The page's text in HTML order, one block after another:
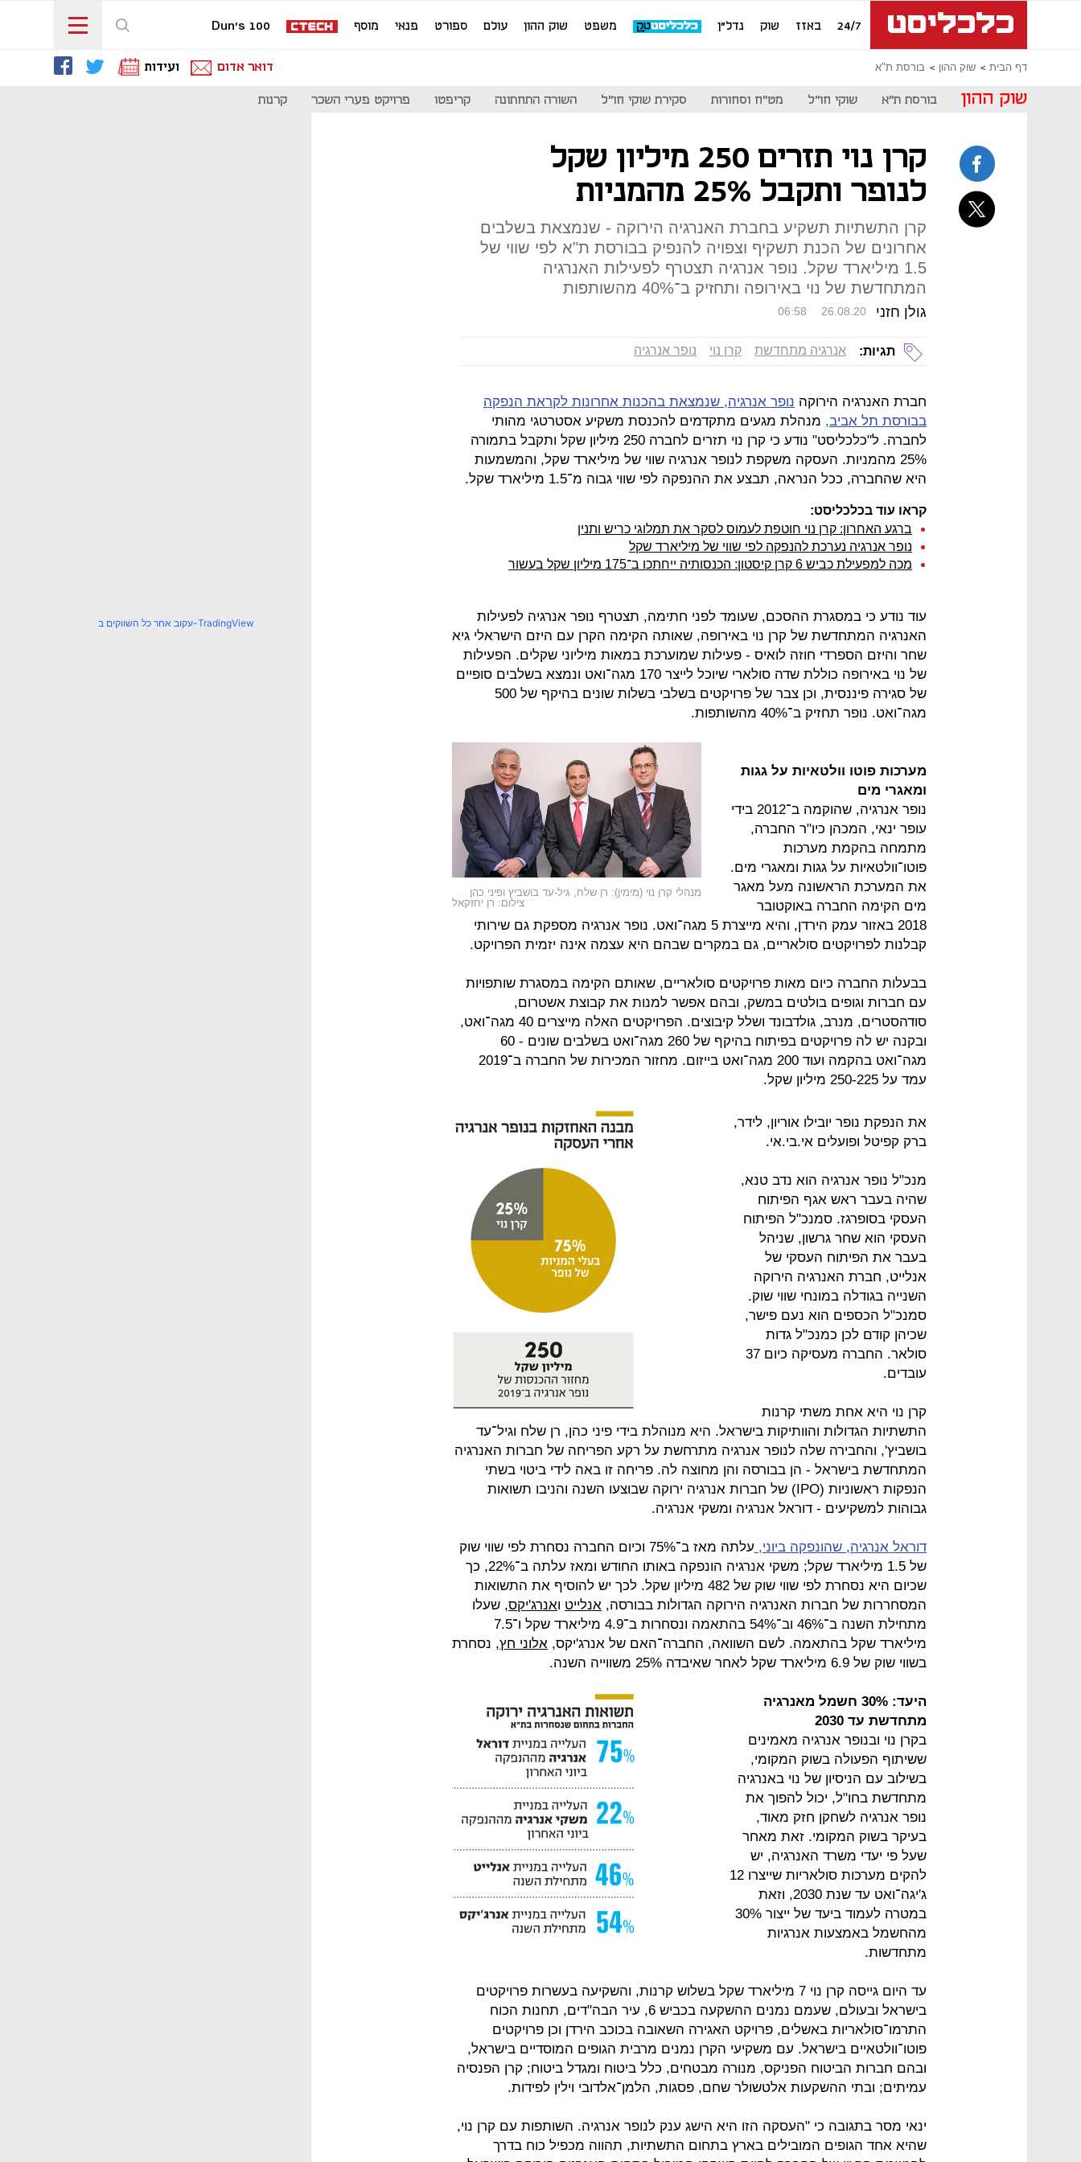
24/7 באזז שוק נדל"ן משפט שוק ההון עולם ספורט פנאי מוסף Dun's 100
דף הבית שוק ההון בורסת ת"א דואר אדום ועידות
שוק ההון בורסת ת"א שוקי חו"ל מט"ח וסחורות סקירת שוקי חו"ל השורה התחתונה קריפטו פרויקט פערי השכר קרנות
קרן נוי תזרים 250 מיליון שקל
לנופר ותקבל 25% מהמניות
קרן התשתיות תשקיע בחברת האנרגיה הירוקה - שנמצאת בשלבים
אחרונים של הכנת תשקיף וצפויה להנפיק בבורסת ת"א לפי שווי של
1.5 מיליארד שקל. נופר אנרגיה תצטרף לפעילות האנרגיה
המתחדשת של נוי באירופה ותחזיק ב־40% מהשותפות
גולן חזני 06:58 26.08.20
תגיות: אנרגיה מתחדשת קרן נוי נופר אנרגיה
חברת האנרגיה הירוקה נופר אנרגיה, שנמצאת בהכנות אחרונות לקראת הנפקה
בבורסת תל אביב, מנהלת מגעים מתקדמים להכנסת משקיע אסטרטגי מהותי
לחברה. ל"כלכליסט" נודע כי קרן נוי תזרים לחברה 250 מיליון שקל ותקבל בתמורה
25% מהמניות. העסקה משקפת לנופר אנרגיה שווי של מיליארד שקל, והמשמעות
היא שהחברה, ככל הנראה, תבצע את ההנפקה לפי שווי גבוה מ־1.5 מיליארד שקל.
קראו עוד בכלכליסט:
ברגע האחרון: קרן נוי חוטפת לעמוס לסקר את תמלוגי כריש ותנין
נופר אנרגיה נערכת להנפקה לפי שווי של מיליארד שקל
מכה למפעילת כביש 6 קרן קיסטון: הכנסותיה ייחתכו ב־175 מיליון שקל בעשור
עוד נודע כי במסגרת ההסכם, שעומד לפני חתימה, תצטרף נופר אנרגיה לפעילות
האנרגיה המתחדשת של קרן נוי באירופה, שאותה הקימה הקרן עם היזם הישראלי גיא
שחר והיזם הספרדי חוזה לואיס - פעילות שמוערכת במאות מיליוני שקלים. הפעילות
של נוי באירופה כוללת שדה סולארי שיוכל לייצר 170 מגה־ואט ונמצא בשלבים סופיים
של סגירה פיננסית, וכן צבר של פרויקטים בשלבי בשלות שונים בהיקף של 500
מגה־ואט. נופר תחזיק ב־40% מהשותפות.
מנהלי קרן נוי (מימין): רן שלח, גיל-עד בושביץ ופיני כהן
צילום: רן יחזקאל
מערכות פוטו וולטאיות על גגות
ומאגרי מים
נופר אנרגיה, שהוקמה ב־2012 בידי
עופר ינאי, המכהן כיו"ר החברה,
מתמחה בהקמת מערכות
פוטו־וולטאיות על גגות ומאגרי מים.
את המערכת הראשונה מעל מאגר
מים הקימה החברה באוקטובר
2018 באזור עמק הירדן, והיא מייצרת 5 מגה־ואט. נופר אנרגיה מספקת גם שירותי
קבלנות לפרויקטים סולאריים, גם במקרים שבהם היא עצמה אינה יזמית הפרויקט.
בבעלות החברה כיום מאות פרויקטים סולאריים, שאותם הקימה במסגרת שותפויות
עם חברות וגופים בולטים במשק, ובהם אפשר למנות את קבוצת אשטרום,
סודהסטרים, מנרב, גולדבונד ושלל קיבוצים. הפרויקטים האלה מייצרים 40 מגה־ואט,
ובקנה יש לה פרויקטים בפיתוח בהיקף של 260 מגה־ואט בשלבים שונים - 60
מגה־ואט בהקמה ועוד 200 מגה־ואט בייזום. מחזור המכירות של החברה ב־2019
עמד על 250-225 מיליון שקל.
את הנפקת נופר יובילו אוריון, לידר,
ברק קפיטל ופועלים אי.בי.אי.
מנכ"ל נופר אנרגיה הוא נדב טנא,
שהיה בעבר ראש אגף הפיתוח
העסקי בסופרגז. סמנכ"ל הפיתוח
העסקי הוא שחר גרשון, שניהל
בעבר את הפיתוח העסקי של
אנלייט, חברת האנרגיה הירוקה
השנייה בגודלה במונחי שווי שוק.
סמנכ"ל הכספים הוא נעם פישר,
שכיהן קודם לכן כמנכ"ל גדות
סולאר. החברה מעסיקה כיום 37
עובדים.
קרן נוי היא אחת משתי קרנות
התשתיות הגדולות והוותיקות בישראל. היא מנוהלת בידי פיני כהן, רן שלח וגיל־עד
בושביץ', והחבירה שלה לנופר אנרגיה מתרחשת על רקע הפריחה של חברות האנרגיה
המתחדשת בישראל - הן בבורסה והן מחוצה לה. פריחה זו באה לידי ביטוי בשתי
הנפקות ראשוניות (IPO) של חברות אנרגיה ירוקה שבוצעו השנה והניבו תשואות
גבוהות למשקיעים - דוראל אנרגיה ומשקי אנרגיה.
דוראל אנרגיה, שהונפקה ביוני,
עלתה מאז ב־75% וכיום החברה נסחרת לפי שווי שוק
של 1.5 מיליארד שקל; משקי אנרגיה הונפקה באותו החודש ומאז עלתה ב־22%, כך
שכיום היא נסחרת לפי שווי שוק של 482 מיליון שקל. לכך יש להוסיף את התשואות
המסחררות של חברות האנרגיה הירוקה הגדולות בבורסה, אנלייט ואנרג'יקס, שעלו
מתחילת השנה ב־46% וב־54% בהתאמה ונסחרות ב־4.9 מיליארד שקל ו־7.5
מיליארד שקל בהתאמה. לשם השוואה, החברה־האם של אנרג'יקס, אלוני חץ, נסחרת
בשווי שוק של 6.9 מיליארד שקל לאחר שאיבדה 25% משווייה השנה.
היעד: 30% חשמל מאנרגיה
מתחדשת עד 2030
בקרן נוי ובנופר אנרגיה מאמינים
ששיתוף הפעולה בשוק המקומי,
בשילוב עם הניסיון של נוי באנרגיה
מתחדשת בחו"ל, יכול להפוך את
נופר אנרגיה לשחקן חזק מאוד,
בעיקר בשוק המקומי. זאת מאחר
שעל פי יעדי משרד האנרגיה, יש
להקים מערכות סולאריות שייצרו 12
ג'יגה־ואט עד שנת 2030, וזאת
במטרה לעמוד ביעד של ייצור 30%
מהחשמל באמצעות אנרגיות
מתחדשות.
עד היום גייסה קרן נוי 7 מיליארד שקל בשלוש קרנות, והשקיעה בעשרות פרויקטים
בישראל ובעולם, שעמם נמנים ההשקעה בכביש 6, עיר הבה"דים, תחנות הכוח
התרמו־סולאריות באשלים, פרויקט האגירה השאובה בכוכב הירדן וכן פרויקטים
פוטו־וולטאיים בישראל. עם משקיעי הקרן נמנים מרבית הגופים המוסדיים בישראל,
ובהם חברות הביטוח הפניקס, מנורה מבטחים, כלל ביטוח ומגדל ביטוח; קרן הפנסיה
עמיתים; ובתי ההשקעות אלטשולר שחם, פסגות, הלמן־אלדובי וילין לפידות.
ינאי מסר בתגובה כי "העסקה הזו היא הישג ענק לנופר אנרגיה. השותפות עם קרן נוי,
שהיא אחד הגופים המובילים בארץ בתחום התשתיות, תהווה מכפיל כוח בדרך
עקוב אחר כל השווקים ב-TradingView